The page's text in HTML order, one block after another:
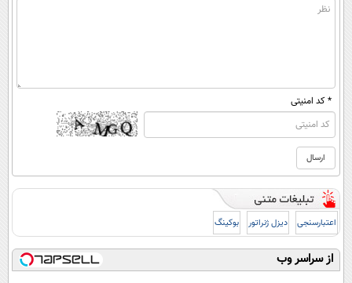
* کد امنیتی
اعتبارسنجی دیزل ژنراتور بوکینگ
از سراسر وب